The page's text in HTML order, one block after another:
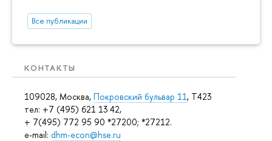
Все публикации
КОНТАКТЫ
109028, Москва, Покровский бульвар 11, T423
тел: +7 (495) 621 13 42,
+ 7(495) 772 95 90 *27200; *27212.
e-mail: dhm-econ@hse.ru